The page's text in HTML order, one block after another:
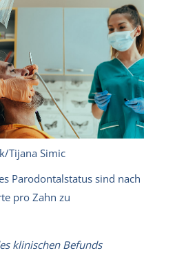
Tijana Simic
Parodontalstatus sind nach
pro Zahn zu
klinischen Befunds